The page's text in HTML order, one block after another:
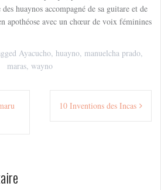
huaynos accompagné de sa guitare et de
apothéose avec un chœur de voix féminines
Ayacucho, huayno, manuelcha prado,
maras, wayno
10 Inventions des Incas